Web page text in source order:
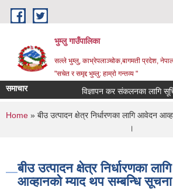
Skip to main content
भुम्लु गाउँपालिका
सल्ले भुम्लु, काभ्रेपलाञ्चोक,बागमती प्रदेश,
"सचेत र समृद्द भुम्लु: हाम्राे गन्तव्य "
समाचार विज्ञापन कर संकलनका लागि
You are here
Home » बीउ उत्पादन क्षेत्र निर्धारणका लागि आवेदन
।
बीउ उत्पादन क्षेत्र निर्धारणका
आव्हानको म्याद थप सम्बन्धि